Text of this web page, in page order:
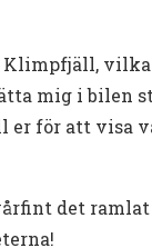
mig i bilen
er för att visa
det ramlat